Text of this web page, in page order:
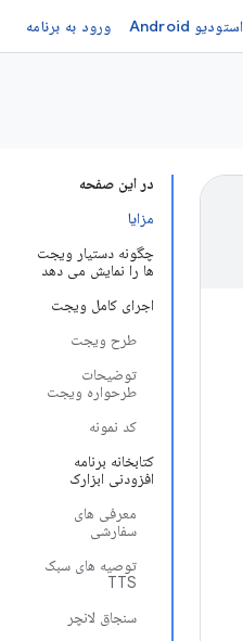
استودیو Android ورود به برنامه
در این صفحه
مزایا
چگونه دستیار ویجت
ها را نمایش می دهد
اجرای کامل ویجت
طرح ویجت
توضیحات
طرحواره ویجت
کد نمونه
کتابخانه برنامه
افزودنی ابزارک
معرفی های
سفارشی
توصیه های سبک
TTS
سنجاق لانچر